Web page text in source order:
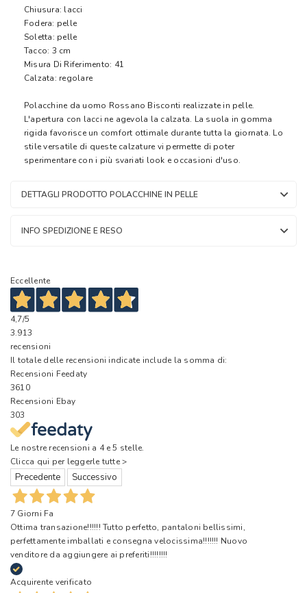
Chiusura: lacci
Fodera: pelle
Soletta: pelle
Tacco: 3 cm
Misura Di Riferimento: 41
Calzata: regolare
Polacchine da uomo Rossano Bisconti realizzate in pelle.
L'apertura con lacci ne agevola la calzata. La suola in gomma
rigida favorisce un comfort ottimale durante tutta la giornata. Lo
stile versatile di queste calzature vi permette di poter
sperimentare con i più svariati look e occasioni d'uso.
DETTAGLI PRODOTTO POLACCHINE IN PELLE
INFO SPEDIZIONE E RESO
Eccellente
4,7/5
3.913
recensioni
Il totale delle recensioni indicate include la somma di:
Recensioni Feedaty
3610
Recensioni Ebay
303
Le nostre recensioni a 4 e 5 stelle.
Clicca qui per leggerle tutte >
Precedente Successivo
7 Giorni Fa
Ottima transazione!!!!!! Tutto perfetto, pantaloni bellissimi,
perfettamente imballati e consegna velocissima!!!!!!! Nuovo
venditore da aggiungere ai preferiti!!!!!!!!
Acquirente verificato